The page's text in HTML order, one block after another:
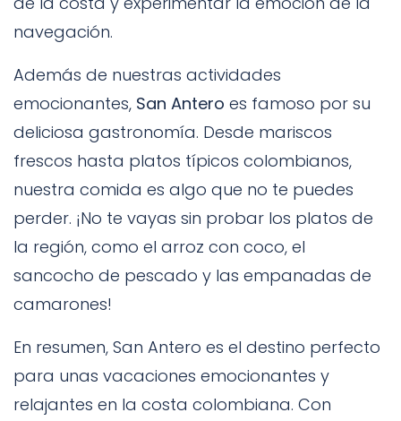
navegación.
Además de nuestras actividades
emocionantes, San Antero es famoso por su
deliciosa gastronomía. Desde mariscos
frescos hasta platos típicos colombianos,
nuestra comida es algo que no te puedes
perder. ¡No te vayas sin probar los platos de
la región, como el arroz con coco, el
sancocho de pescado y las empanadas de
camarones!
En resumen, San Antero es el destino perfecto
para unas vacaciones emocionantes y
relajantes en la costa colombiana. Con